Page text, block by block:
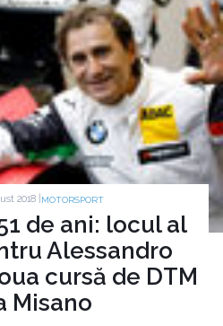
2018 | MOTORSPORT
de ani: locul al
Alessandro
cursă de DTM
Misano